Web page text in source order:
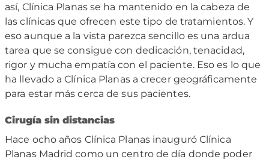
así, Clínica Planas se ha mantenido en la cabeza de
las clínicas que ofrecen este tipo de tratamientos. Y
eso aunque a la vista parezca sencillo es una ardua
tarea que se consigue con dedicación, tenacidad,
rigor y mucha empatía con el paciente. Eso es lo que
ha llevado a Clínica Planas a crecer geográficamente
para estar más cerca de sus pacientes.
Cirugía sin distancias
Hace ocho años Clínica Planas inauguró Clínica
Planas Madrid como un centro de día donde poder